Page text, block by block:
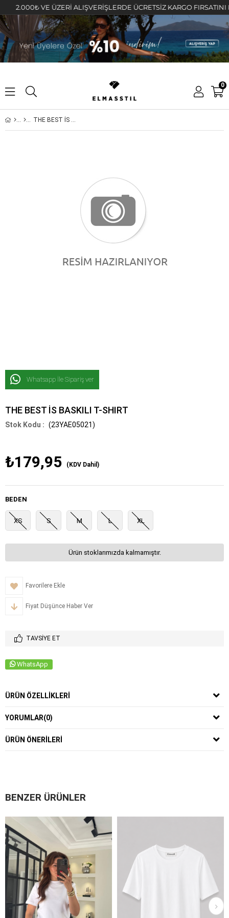
VE ÜZERİ ALIŞVERİŞLERDE ÜCRETSİZ KARGO FIRSATINI
0
THE BEST İS BASKILI T-SHIRT
Whatsapp İle Sipariş ver
THE BEST İS BASKILI T-SHIRT
(23YAE05021)
₺179,95 (KDV Dahil)
BEDEN
XS S M L XL
Ürün stoklarımızda kalmamıştır.
Favorilere Ekle
Fiyat Düşünce Haber Ver
TAVSIYE ET
WhatsApp
ÜRÜN ÖZELLIKLERI
YORUMLAR(0)
ÜRÜN ÖNERILERI
BENZER ÜRÜNLER